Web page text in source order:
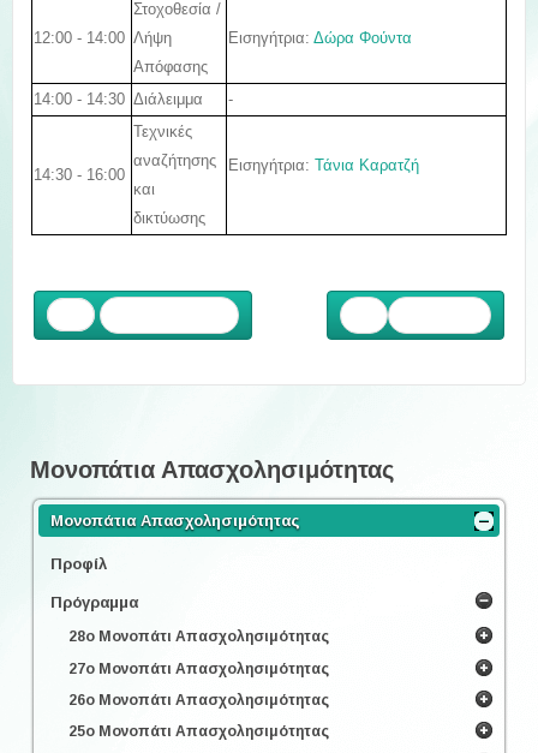
12:00 - 14:00
Στοχοθεσία /
Λήψη
Απόφασης
Εισηγήτρια: Δώρα Φούντα
14:00 - 14:30 Διάλειμμα -
14:30 - 16:00
εχνικές
αναζήτησης
και
δικτύωσης
Εισηγήτρια: Τάνια Καρατζή
Μονοπάτια Απασχολησιμότητας
Μονοπάτια Απασχολησιμότητας
Προφίλ
Πρόγραμμα
28ο Μονοπάτι Απασχολησιμότητας
27ο Μονοπάτι Απασχολησιμότητας
26ο Μονοπάτι Απασχολησιμότητας
25ο Μονοπάτι Απασχολησιμότητας